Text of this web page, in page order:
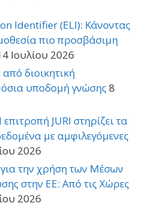
Identifier (ELI): Κάνοντας
πιο προσβάσιμη
Ιουλίου 2026
διοικητική
υποδομή γνώσης 8
JURI στηρίζει τα
με αμφιλεγόμενες
2026
την χρήση των Μέσων
στην ΕΕ: Από τις Χώρες
2026